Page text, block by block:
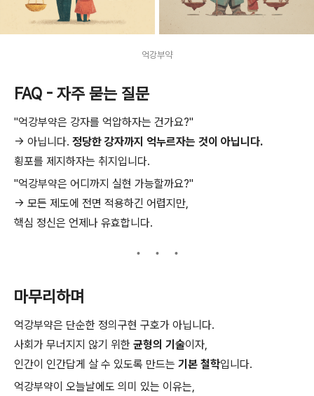
억강부약
FAQ - 자주 묻는 질문
"억강부약은 강자를 억압하자는 건가요?"
→ 아닙니다. 정당한 강자까지 억누르자는 것이 아닙니다.
횡포를 제지하자는 취지입니다.
"억강부약은 어디까지 실현 가능할까요?"
→ 모든 제도에 전면 적용하긴 어렵지만,
핵심 정신은 언제나 유효합니다.
마무리하며
억강부약은 단순한 정의구현 구호가 아닙니다.
사회가 무너지지 않기 위한 균형의 기술이자,
인간이 인간답게 살 수 있도록 만드는 기본 철학입니다.
억강부약이 오늘날에도 의미 있는 이유는,